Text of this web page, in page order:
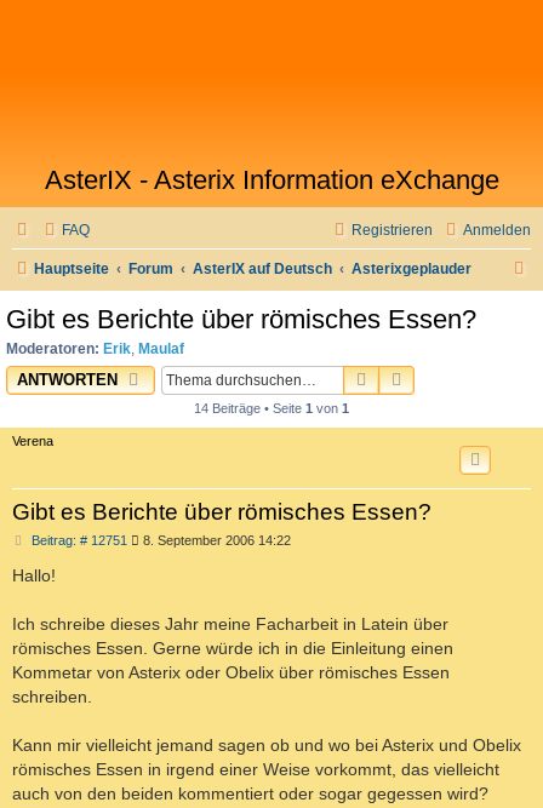
AsterIX - Asterix Information eXchange
FAQ Anmelden
Registrieren
Hauptseite Forum AsterIX auf Deutsch Asterixgeplauder
Gibt es Berichte über römisches Essen?
Moderatoren: Erik, Maulaf
ANTWORTEN SUCHEERWEITERTE
14 Beiträge • Seite 1 von 1
Verena
Gibt es Berichte über römisches Essen?
Beitrag: # 12751 B
g
8. September 2006 14:22
Hallo!
Ich schreibe dieses Jahr meine Facharbeit in Latein über
römisches Essen. Gerne würde ich in die Einleitung einen
Kommetar von Asterix oder Obelix über römisches Essen
schreiben.
Kann mir vielleicht jemand sagen ob und wo bei Asterix und Obelix
römisches Essen in irgend einer Weise vorkommt, das vielleicht
auch von den beiden kommentiert oder sogar gegessen wird?